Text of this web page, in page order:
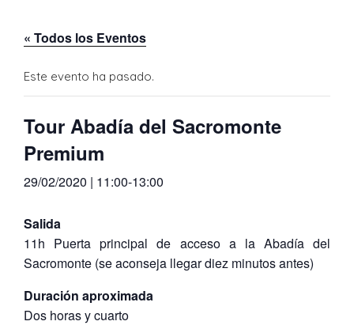
« Todos los Eventos
Este evento ha pasado.
Tour Abadía del Sacromonte
Premium
29/02/2020 | 11:00-13:00
Salida
11h Puerta principal de acceso a la Abadía del
Sacromonte (se aconseja llegar diez minutos antes)
Duración aproximada
Dos horas y cuarto